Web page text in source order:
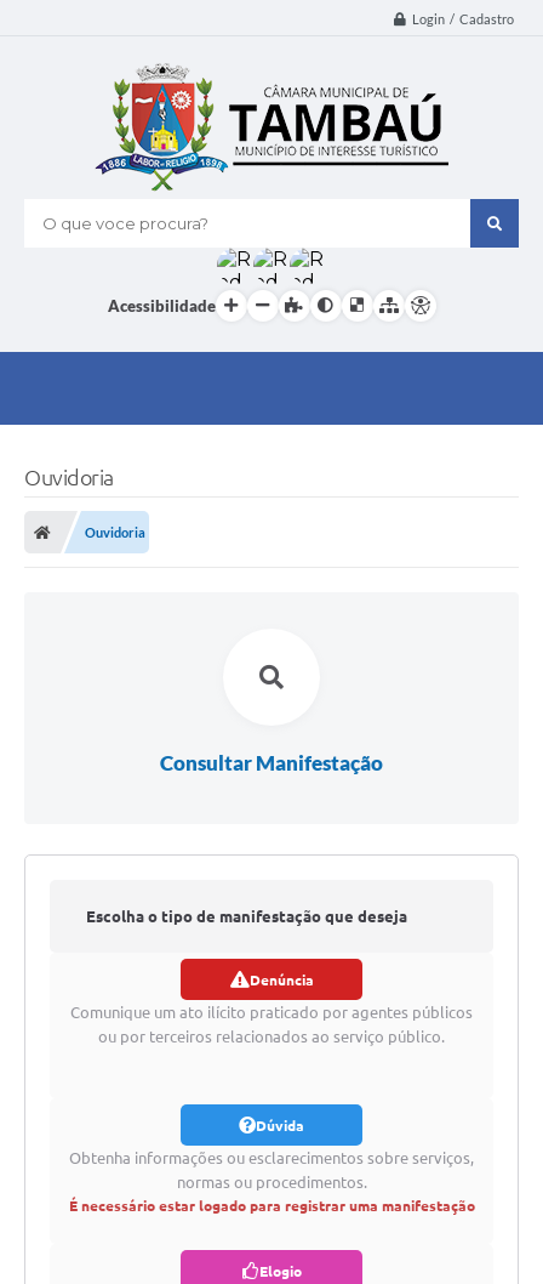
Login / Cadastro
O que voce procura?
Acessibilidade
Ouvidoria
Ouvidoria
Consultar Manifestação
Escolha o tipo de manifestação que deseja
Denúncia
Comunique um ato ilícito praticado por agentes públicos
ou por terceiros relacionados ao serviço público.
Dúvida
Obtenha informações ou esclarecimentos sobre serviços,
normas ou procedimentos.
É necessário estar logado para registrar uma manifestação
Elogio